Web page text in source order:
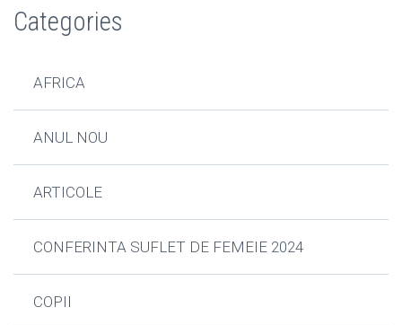
Categories
AFRICA
ANUL NOU
ARTICOLE
CONFERINTA SUFLET DE FEMEIE 2024
COPII